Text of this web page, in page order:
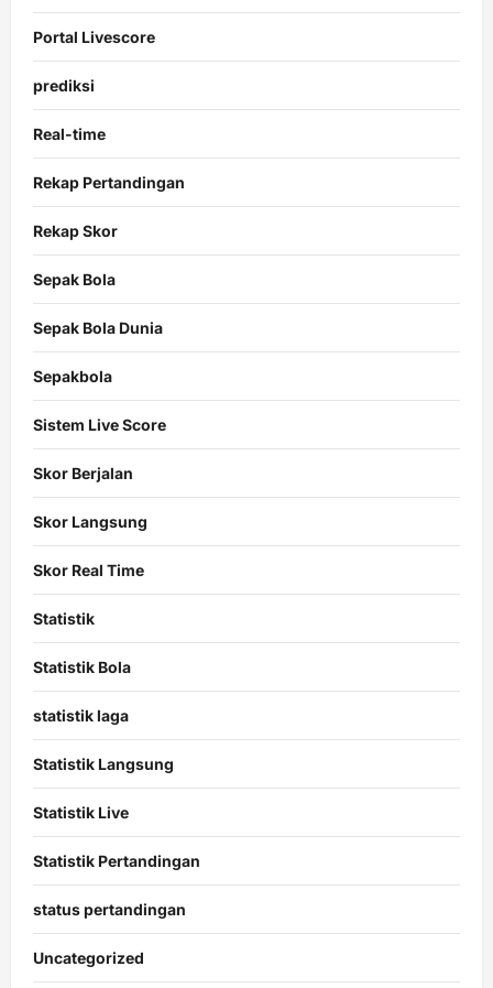
Portal Livescore
prediksi
Real-time
Rekap Pertandingan
Rekap Skor
Sepak Bola
Sepak Bola Dunia
Sepakbola
Sistem Live Score
Skor Berjalan
Skor Langsung
Skor Real Time
Statistik
Statistik Bola
statistik laga
Statistik Langsung
Statistik Live
Statistik Pertandingan
status pertandingan
Uncategorized